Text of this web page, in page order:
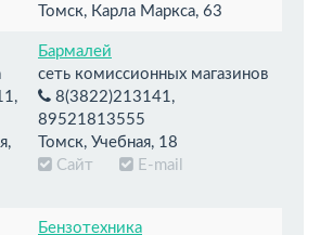
Томск, Карла Маркса, 63
Бармалей
сеть комиссионных магазинов
8(3822)213141,
89521813555
Томск, Учебная, 18
Сайт
E-mail
Бензотехника